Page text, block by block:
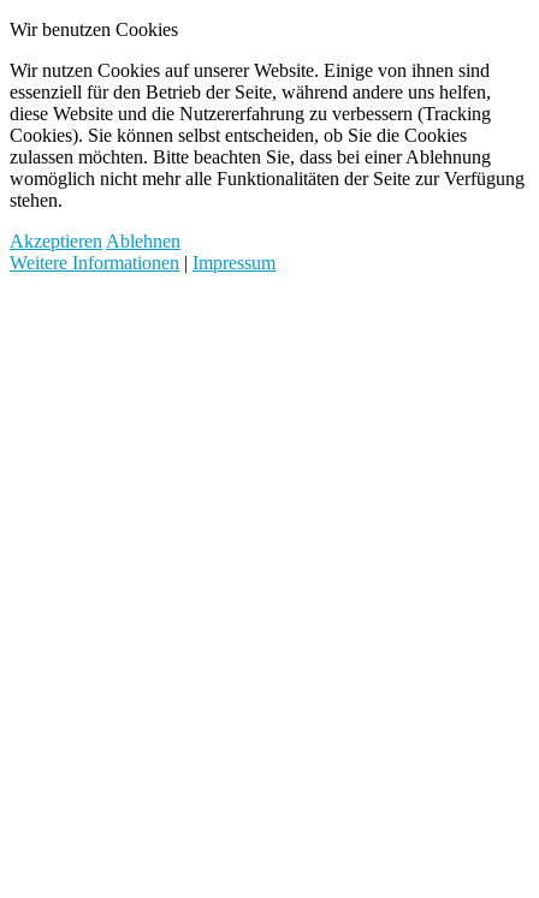
Wir benutzen Cookies
Wir nutzen Cookies auf unserer Website. Einige von ihnen sind
essenziell für den Betrieb der Seite, während andere uns helfen,
diese Website und die Nutzererfahrung zu verbessern (Tracking
Cookies). Sie können selbst entscheiden, ob Sie die Cookies
zulassen möchten. Bitte beachten Sie, dass bei einer Ablehnung
womöglich nicht mehr alle Funktionalitäten der Seite zur Verfügung
stehen.
Akzeptieren Ablehnen
Weitere Informationen | Impressum